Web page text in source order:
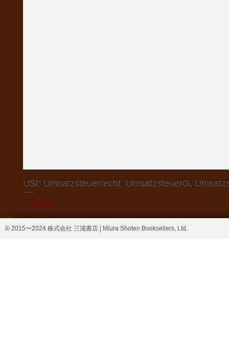
USt: Umsatzsteuerrecht. UmsatzsteuerG,
価格
￥4,368
© 2015〜2024 株式会社 三浦書店 | Miura Shoten Booksellers, Ltd.